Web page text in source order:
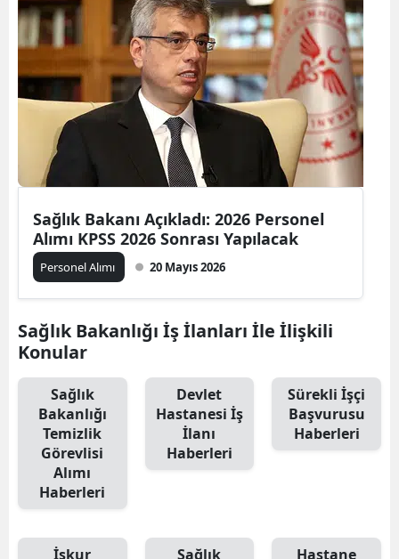
Sağlık Bakanı Açıkladı: 2026 Personel
Alımı KPSS 2026 Sonrası Yapılacak
Personel Alımı 20 Mayıs 2026
Sağlık Bakanlığı İş İlanları İle İlişkili
Konular
Sağlık
Bakanlığı
Temizlik
Görevlisi
Alımı
Haberleri
Devlet
Hastanesi İş
İlanı
Haberleri
Sürekli İşçi
Başvurusu
Haberleri
İşkur Sağlık Hastane